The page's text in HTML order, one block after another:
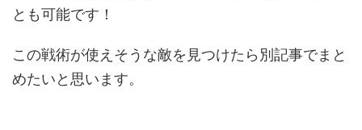
とも可能です！
この戦術が使えそうな敵を見つけたら別記事でまと
めたいと思います。